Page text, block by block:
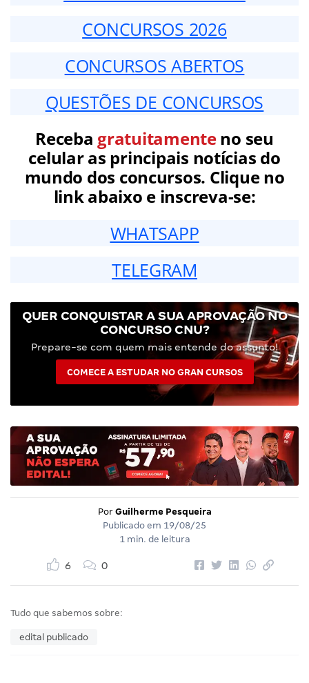
CONCURSOS 2026
CONCURSOS ABERTOS
QUESTÕES DE CONCURSOS
Receba gratuitamenteno seu
celular as principais notícias do
mundo dos concursos. Clique no
link abaixo e inscreva-se:
WHATSAPP
TELEGRAM
QUER CONQUISTAR A SUA APROVAÇÃO NO
CONCURSO CNU?
Prepare-se com quem mais entende do assunto!
COMECE A ESTUDAR NO GRAN CURSOS
Por Guilherme Pesqueira
Publicado em 19/08/25
1 min. de leitura
6 0
Tudo que sabemos sobre:
edital publicado